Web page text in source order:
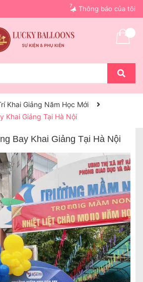
Thông báo của tôi
7
Khai Giảng Năm Học Mới
Khai Giảng Tại Hà Nội
Bay Khai Giảng Tại Hà Nội